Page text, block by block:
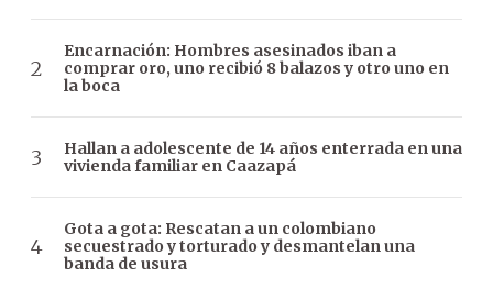
Encarnación: Hombres asesinados iban a
comprar oro, uno recibió 8 balazos y otro uno en
la boca
Hallan a adolescente de 14 años enterrada en una
vivienda familiar en Caazapá
Gota a gota: Rescatan a un colombiano
secuestrado y torturado y desmantelan una
banda de usura